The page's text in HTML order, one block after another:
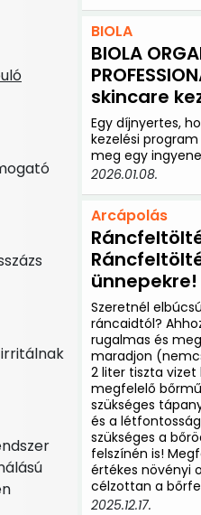
irritálnak
BIOLA
BIOLA
skincare
Egy díjnyertes,
kezelési
meg egy
webináriumon.
2026.01.08.
Arcápolás
ünnepekre!
Szeretnél
ráncaidtól?
rugalmas és
maradjon
2 liter tiszta vizet
megfelelő
szükséges
és a
szükséges a
felszínén is!
értékes növényi
célzottan a
2025.12.17.